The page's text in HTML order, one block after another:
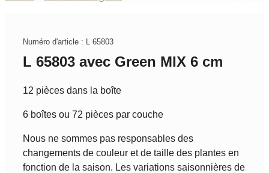
Numéro d'article : L 65803
L 65803 avec Green MIX 6 cm
12 pièces dans la boîte
6 boîtes ou 72 pièces par couche
Nous ne sommes pas responsables des
changements de couleur et de taille des plantes en
fonction de la saison. Les variations saisonnières de